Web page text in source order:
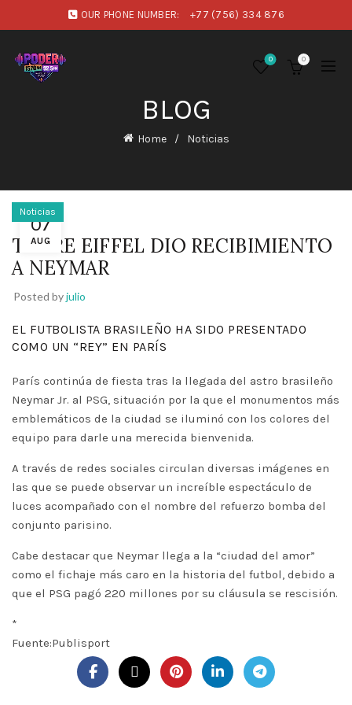
OUR PHONE NUMBER: +77 (756) 334 876
0 0
BLOG
Home Noticias
07
AUG
Noticias
TORRE EIFFEL DIO RECIBIMIENTO
A NEYMAR
Posted byjulio
EL FUTBOLISTA BRASILEÑO HA SIDO PRESENTADO
COMO UN “REY” EN PARÍS
París continúa de fiesta tras la llegada del astro brasileño
Neymar Jr. al PSG, situación por la que el monumentos más
emblemáticos de la ciudad se iluminó con los colores del
equipo para darle una merecida bienvenida.
A través de redes sociales circulan diversas imágenes en
las que se puede observar un increíble espectáculo de
luces acompañado con el nombre del refuerzo bomba del
conjunto parisino.
Cabe destacar que Neymar llega a la “ciudad del amor”
como el fichaje más caro en la historia del futbol, debido a
que el PSG pagó 220 millones por su cláusula se rescisión.
*
Fuente:Publisport